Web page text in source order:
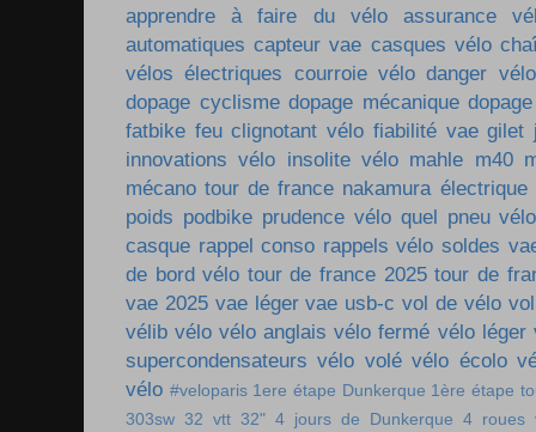
apprendre à faire du vélo
assurance
automatiques capteur vae casques vélo
vélos électriques courroie vélo danger vélo
dopage cyclisme dopage mécanique
fatbike feu clignotant vélo fiabilité vae gilet
innovations vélo insolite vélo mahle m40
mécano tour de france nakamura électrique
poids podbike prudence vélo quel pneu vélo
casque rappel conso rappels vélo soldes
de bord vélo tour de france 2025 tour de
vae 2025 vae léger vae usb-c vol de vélo
vélib vélo vélo anglais vélo fermé vélo léger
supercondensateurs vélo volé vélo écolo
vélo #veloparis 1ere étape Dunkerque 1ère étape
303sw 32 vtt 32" 4 jours de Dunkerque 4 roues